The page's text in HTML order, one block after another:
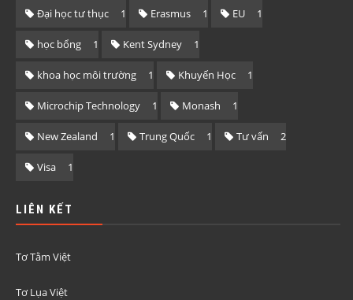
Đại học tư thục 1 Erasmus 1 EU 1
học bổng 1 Kent Sydney 1
khoa học môi trường 1 Khuyến Học 1
Microchip Technology 1 Monash 1
New Zealand 1 Trung Quốc 1 Tư vấn 2
Visa 1
LIÊN KẾT
Tơ Tằm Việt
Tơ Lụa Việt